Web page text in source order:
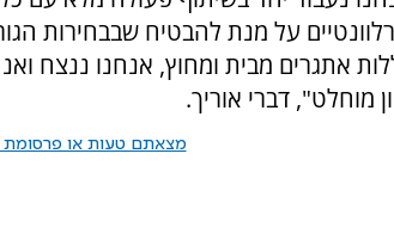
על מנת להבטיח שבבחירות
אתגרים מבית ומחוץ, אנחנו ננצח
מוחלט", דברי אוריך.
מצאתם טעות או פרסומת